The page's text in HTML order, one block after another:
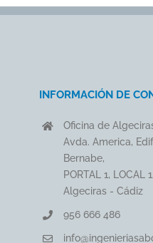
INFORMACIÓN DE
Oficina de
Avda. America,
Bernabe,
PORTAL 1, LOCAL
Algeciras - Cádiz
956 666 486